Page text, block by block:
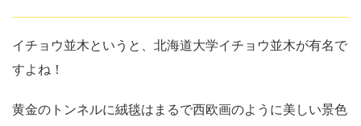
イチョウ並木というと、北海道大学イチョウ並木が有名で
すよね！
黄金のトンネルに絨毯はまるで西欧画のように美しい景色